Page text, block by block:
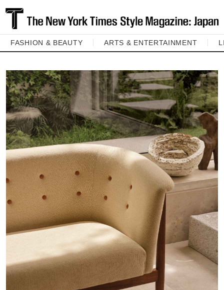
FASHION & BEAUTY ARTS & ENTERTAINMENT